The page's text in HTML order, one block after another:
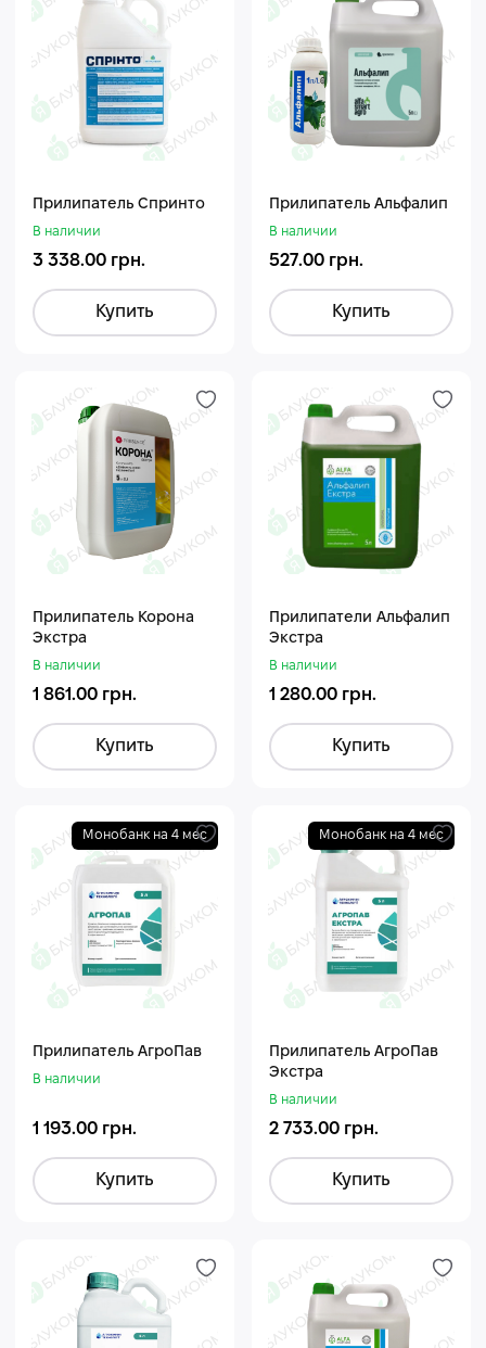
Прилипатель Спринто
В наличии
3 338.00 грн.
Купить
Прилипатель Альфалип
В наличии
527.00 грн.
Купить
Прилипатель Корона
Экстра
В наличии
1 861.00 грн.
Купить
Прилипатели Альфалип
Экстра
В наличии
1 280.00 грн.
Купить
Монобанк на 4 мес
Прилипатель АгроПав
В наличии
1 193.00 грн.
Купить
Монобанк на 4 мес
Прилипатель АгроПав
Экстра
В наличии
2 733.00 грн.
Купить